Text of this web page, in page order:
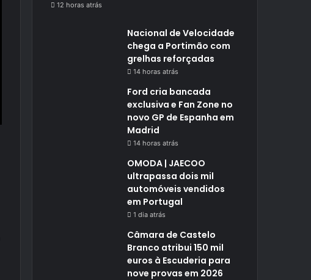
12 horas atrás
Nacional de Velocidade
chega a Portimão com
grelhas reforçadas
14 horas atrás
Ford cria bancada
exclusiva e Fan Zone no
novo GP de Espanha em
Madrid
14 horas atrás
OMODA | JAECOO
ultrapassa dois mil
automóveis vendidos
em Portugal
1 dia atrás
Câmara de Castelo
Branco atribui 150 mil
euros à Escuderia para
nove provas em 2026